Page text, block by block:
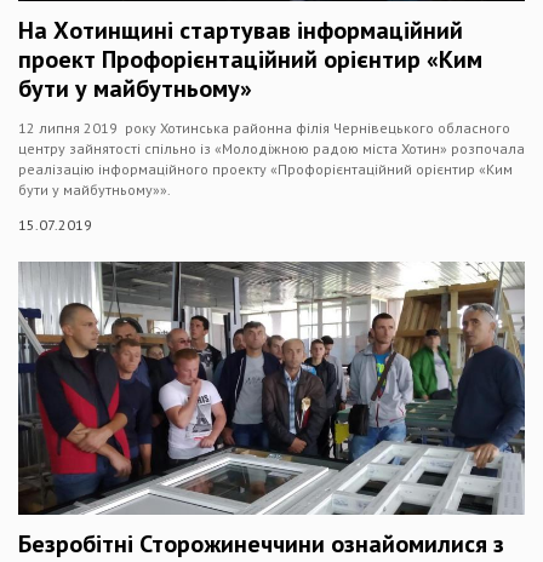
На Хотинщині стартував інформаційний
проект Профорієнтаційний орієнтир «Ким
бути у майбутньому»
12 липня 2019 року Хотинська районна філія Чернівецького обласного
центру зайнятості спільно із «Молодіжною радою міста Хотин» розпочала
реалізацію інформаційного проекту «Профорієнтаційний орієнтир «Ким
бути у майбутньому»».
15.07.2019
Безробітні Сторожинеччини ознайомилися з